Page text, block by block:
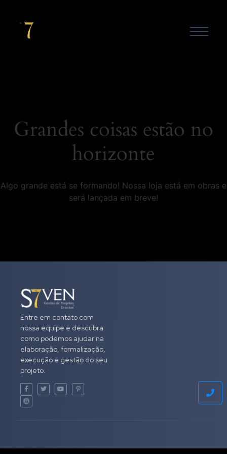
Grandes coisas estão no
horizonte
Algo grande está se formando! Nossa loja está em obras e
será lançada em breve!
Entre em contato com
nossa equipe e descubra
como podemos ajudar na
elaboração, formalização,
execução e gestão do seu
projeto.